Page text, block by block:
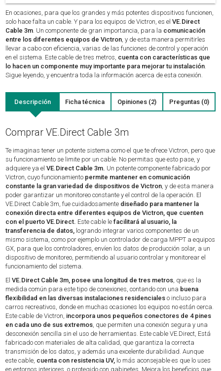
En ocasiones, para que los grandes y más potentes dispositivos funcionen,
solo hace falta un cable. Y para los equipos de Victron, es elVE.Direct
Cable 3m . Un componente de gran importancia, para la comunicación
entre los diferentes equipos de Victron , y de esta manera permitirles
llevar a cabo con eficiencia, varias de las funciones de control y operación
en el sistema. Este cable de tres metros, cuenta con características que
lo hacen un componente muy importante para mejorar tu instalación
Sigue leyendo, y encuentra toda la información acerca de esta conexión.
Descripción Ficha técnica Opiniones (2) Preguntas (0)
Comprar VE.Direct Cable 3m
Te imaginas tener un potente sistema como el que te ofrece Victron, pero que
su funcionamiento se limite por un cable. No permitas que esto pase, y
adquiere ya elVE.Direct Cable 3m. Un potente componente fabricado por
Victron, cuyo funcionamiento permite mantener en comunicación
constante la gran variedad de dispositivos de Victron, y de esta manera
poder garantizar un monitoreo constante y el control de la operación. El
VE.Direct Cable 3m, fue cuidadosamente diseñado para mantener la
conexión directa entre diferentes equipos de Victron, que cuenten
con el puerto VE.Direct. Este cable le facilitará al usuario, la
transferencia de datos, logrando integrar varios componentes de un
mismo sistema, como por ejemplo un controlador de carga MPPT a equipos
GX, para que los controladores, envíen los datos de producción solar, a un
dispositivo de monitoreo, permitiendo al usuario controlar y monitorear el
funcionamiento del sistema.
El VE.Direct Cable 3m, posee una longitud de tres metros, que es la
medida común para este tipo de conexiones, contando con una buena
flexibilidad en las diversas instalaciones residenciales o incluso para
carros recreativos, donde en muchas ocasiones los equipos no están cerca.
Este cable de Victron, incorpora unos pequeños conectores de 4 pines
en cada uno de sus extremos, que permiten una conexión segura y una
desconexión sencilla sin el uso de herramientas. Este cable VE.Direct, Está
fabricado con materiales de alta calidad, que garantiza la correcta
transmisión de los datos, y además una excelente durabilidad. Aunque
este cable, cuenta con resistencia UV, lo más aconsejable es que lo uses
en entornos interiores, o protegido con gabinetes. Mejora los beneficios que